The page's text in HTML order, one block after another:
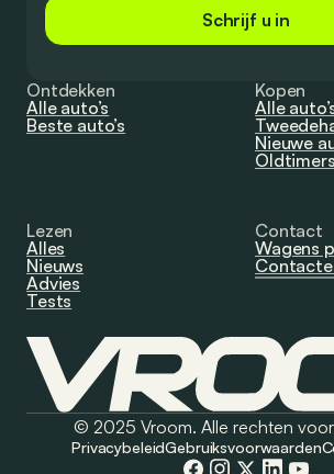
Schrijf u in
Ontdekken
Alle auto’s
Beste auto’s
Kopen
Alle
Nieuwe
Oldtimers
Lezen
Alles
Nieuws
Advies
Tests
Contact
Wagens
© 2025 Vroom. Alle rechten
PrivacybeleidGebruiksvoorwaarden